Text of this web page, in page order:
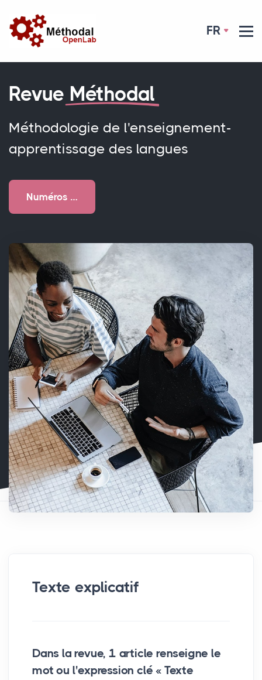
FR
Revue Méthodal
Méthodologie de l'enseignement-
apprentissage des langues
Numéros …
Texte explicatif
Dans la revue, 1 article renseigne le
mot ou l'expression clé « Texte